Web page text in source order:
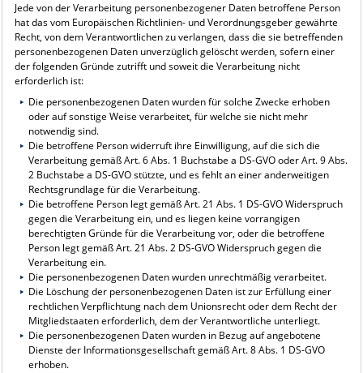
Jede von der Verarbeitung personenbezogener Daten betroffene Person
hat das vom Europäischen Richtlinien- und Verordnungsgeber gewährte
Recht, von dem Verantwortlichen zu verlangen, dass die sie betreffenden
personenbezogenen Daten unverzüglich gelöscht werden, sofern einer
der folgenden Gründe zutrifft und soweit die Verarbeitung nicht
erforderlich ist:
Die personenbezogenen Daten wurden für solche Zwecke erhoben
oder auf sonstige Weise verarbeitet, für welche sie nicht mehr
notwendig sind.
Die betroffene Person widerruft ihre Einwilligung, auf die sich die
Verarbeitung gemäß Art. 6 Abs. 1 Buchstabe a DS-GVO oder Art. 9 Abs.
2 Buchstabe a DS-GVO stützte, und es fehlt an einer anderweitigen
Rechtsgrundlage für die Verarbeitung.
Die betroffene Person legt gemäß Art. 21 Abs. 1 DS-GVO Widerspruch
gegen die Verarbeitung ein, und es liegen keine vorrangigen
berechtigten Gründe für die Verarbeitung vor, oder die betroffene
Person legt gemäß Art. 21 Abs. 2 DS-GVO Widerspruch gegen die
Verarbeitung ein.
Die personenbezogenen Daten wurden unrechtmäßig verarbeitet.
Die Löschung der personenbezogenen Daten ist zur Erfüllung einer
rechtlichen Verpflichtung nach dem Unionsrecht oder dem Recht der
Mitgliedstaaten erforderlich, dem der Verantwortliche unterliegt.
Die personenbezogenen Daten wurden in Bezug auf angebotene
Dienste der Informationsgesellschaft gemäß Art. 8 Abs. 1 DS-GVO
erhoben.